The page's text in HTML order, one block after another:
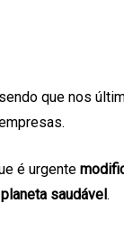
que nos
é urgente
planeta saudável.